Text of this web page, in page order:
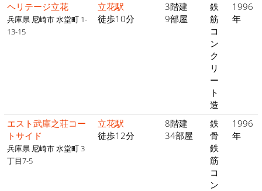
ヘリテージ立花
兵庫県 尼崎市 水堂町 1-
13-15
立花駅
徒歩10分
3階建
9部屋
鉄
筋
コ
ン
ク
リ
ー
ト
造
1996
年
エスト武庫之荘コー
トサイド
兵庫県 尼崎市 水堂町 3
丁目7-5
立花駅
徒歩12分
8階建
34部屋
鉄
骨
鉄
筋
コ
ン
1996
年